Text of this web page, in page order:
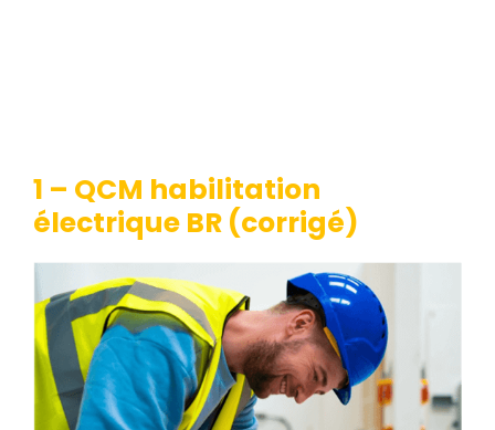
1 – QCM habilitation
électrique BR (corrigé)